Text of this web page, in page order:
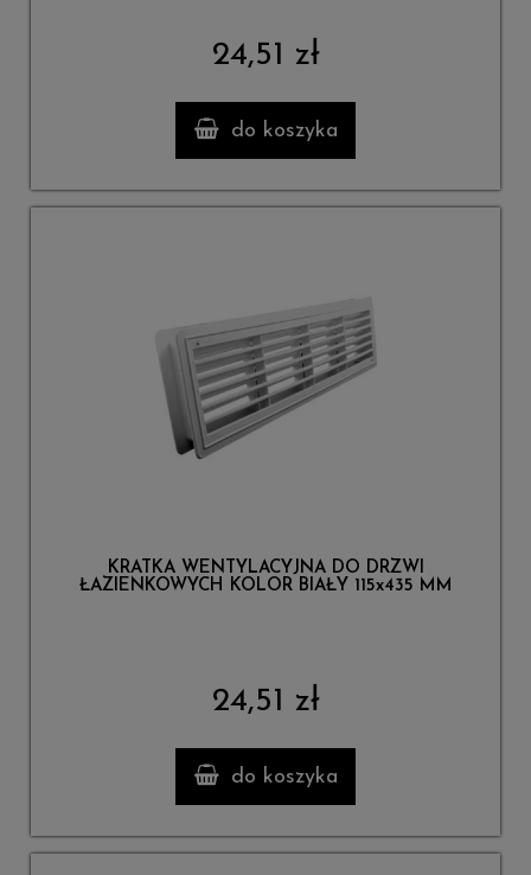
24,51 zł
do koszyka
KRATKA WENTYLACYJNA DO DRZWI
ŁAZIENKOWYCH KOLOR BIAŁY 115x435 MM
24,51 zł
do koszyka